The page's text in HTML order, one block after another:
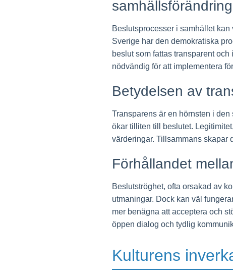
Beslutsprocesser i samhället
Sverige har den demokratiska
beslut som fattas transparent
nödvändig för att implementera
Betydelsen av
Transparens är en hörnsten i
ökar tilliten till beslutet.
värderingar. Tillsammans skapar
Förhållandet
Beslutströghet, ofta orsakad av
utmaningar. Dock kan väl
mer benägna att acceptera och
öppen dialog och tydlig
Kulturens